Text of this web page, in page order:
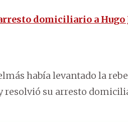
domiciliario a Hugo
había levantado la
resolvió su arresto